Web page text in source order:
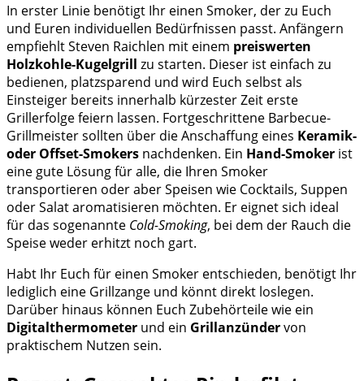
In erster Linie benötigt Ihr einen Smoker, der zu Euch
und Euren individuellen Bedürfnissen passt. Anfängern
empfiehlt Steven Raichlen mit einem preiswerten
Holzkohle-Kugelgrill zu starten. Dieser ist einfach zu
bedienen, platzsparend und wird Euch selbst als
Einsteiger bereits innerhalb kürzester Zeit erste
Grillerfolge feiern lassen. Fortgeschrittene Barbecue-
Grillmeister sollten über die Anschaffung eines Keramik-
oder Offset-Smokers nachdenken. Ein Hand-Smoker ist
eine gute Lösung für alle, die Ihren Smoker
transportieren oder aber Speisen wie Cocktails, Suppen
oder Salat aromatisieren möchten. Er eignet sich ideal
für das sogenannte Cold-Smoking, bei dem der Rauch die
Speise weder erhitzt noch gart.
Habt Ihr Euch für einen Smoker entschieden, benötigt Ihr
lediglich eine Grillzange und könnt direkt loslegen.
Darüber hinaus können Euch Zubehörteile wie ein
Digitalthermometer und ein Grillanzündervon
praktischem Nutzen sein.